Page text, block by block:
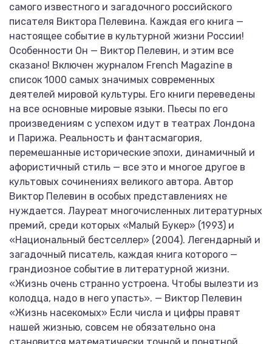
самого известного и загадочного российского
писателя Виктора Пелевина. Каждая его книга —
настоящее событие в культурной жизни России!
Особенности Он — Виктор Пелевин, и этим все
сказано! Включен журналом French Magazine в
список 1000 самых значимых современных
деятелей мировой культуры. Его книги переведены
на все основные мировые языки. Пьесы по его
произведениям с успехом идут в театрах Лондона
и Парижа. Реальность и фантасмагория,
перемешанные исторические эпохи, динамичный и
афористичный стиль — все это и многое другое в
культовых сочинениях великого автора. Автор
Виктор Пелевин в особых представлениях не
нуждается. Лауреат многочисленных литературных
премий, среди которых «Малый Букер» (1993) и
«Национальный бестселлер» (2004). Легендарный и
загадочный писатель, каждая книга которого —
грандиозное событие в литературной жизни.
«Жизнь очень странно устроена. Чтобы вылезти из
колодца, надо в него упасть». — Виктор Пелевин
«Жизнь насекомых» Если числа и цифры правят
нашей жизнью, совсем не обязательно она